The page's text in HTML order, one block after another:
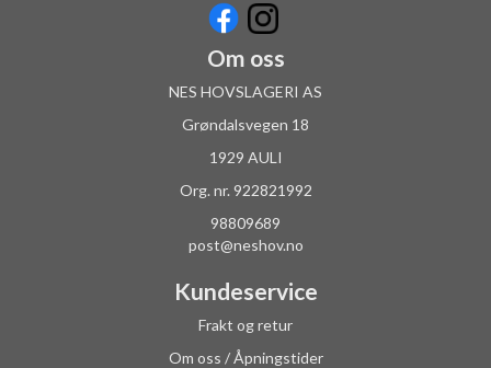
Om oss
NES HOVSLAGERI AS
Grøndalsvegen 18
1929 AULI
Org. nr. 922821992
98809689
post@neshov.no
Kundeservice
Frakt og retur
Om oss / Åpningstider